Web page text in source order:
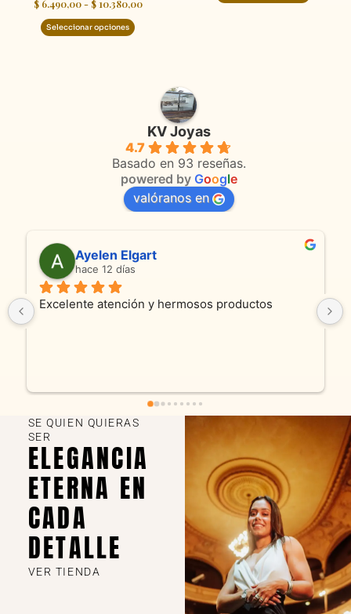
$6.490,00 - $10.380,00
Seleccionar opciones
de
producto
KV Joyas
4.7
Basado en 93 reseñas.
powered by Google
valóranos en
Ayelen Elgart
hace 12 días
Excelente atención y hermosos productos
SE QUIEN QUIERAS
SER
ELEGANCIA
ETERNA EN
CADA
DETALLE
VER TIENDA